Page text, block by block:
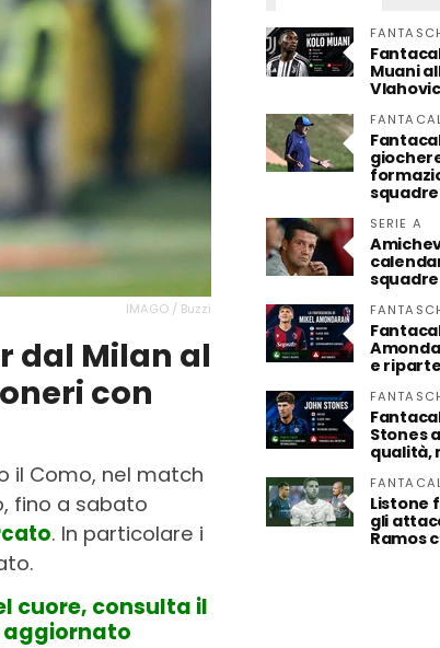
IMAGO / Buzzi
dal Milan al
con
il Como, nel match
fino a sabato
. In particolare i
cuore, consulta il
aggiornato
Muani
SERIE A
squadre
e
Stones
qualità,
Listone
gli
Ramos